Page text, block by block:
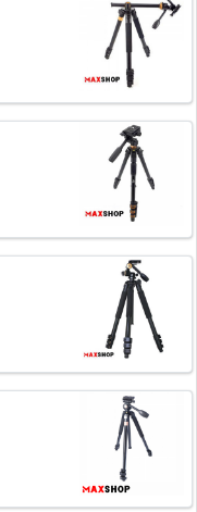
دوربین